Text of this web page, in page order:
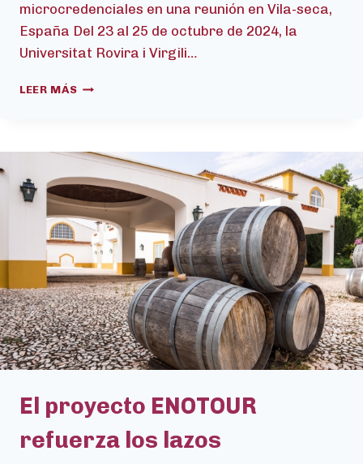
microcredenciales en una reunión en Vila-seca,
España Del 23 al 25 de octubre de 2024, la
Universitat Rovira i Virgili…
LEER MÁSEL
LAS
MICROCREDENCIALES
EN
UNA
REUNIÓN
EN
VILA-
SECA,
ESPAÑA
El proyecto ENOTOUR
refuerza los lazos